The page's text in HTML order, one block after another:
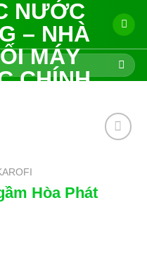
Hòa Phát